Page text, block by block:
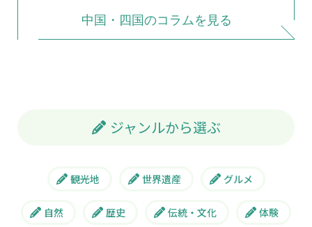
中国・四国のコラムを見る
ジャンルから選ぶ
観光地 世界遺産 グルメ
自然 歴史 伝統・文化 体験